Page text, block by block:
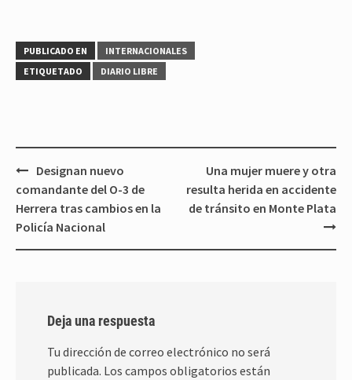
PUBLICADO EN
INTERNACIONALES
ETIQUETADO
DIARIO LIBRE
Navegación
de
entradas
Designan nuevo
comandante del O-3 de
Herrera tras cambios en la
Policía Nacional
Una mujer muere y otra
resulta herida en accidente
de tránsito en Monte Plata
Deja una respuesta
Tu dirección de correo electrónico no será
publicada. Los campos obligatorios están